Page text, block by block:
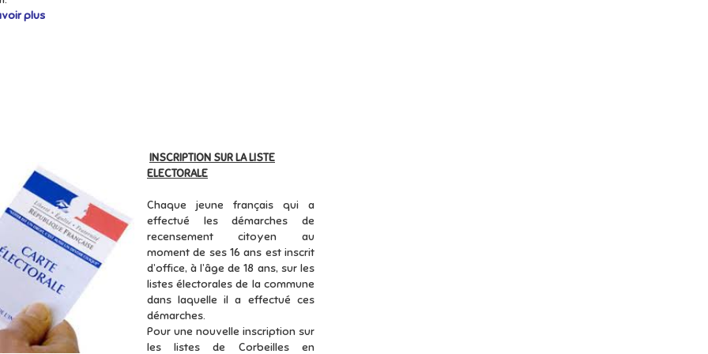
plus
INSCRIPTION SUR LA LISTE
ELECTORALE
Chaque jeune français qui a
effectué les démarches de
recensement citoyen au
moment de ses 16 ans est inscrit
d’office, à l’âge de 18 ans, sur les
listes électorales de la commune
dans laquelle il a effectué ces
démarches.
Pour une nouvelle inscription sur
les listes de Corbeilles en